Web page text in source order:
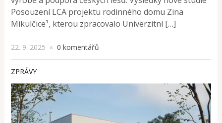
Posouzení LCA projektu rodinného domu Zina
Mikulčice¹, kterou zpracovalo Univerzitní […]
22. 9. 2025 × 0 komentářů
ZPRÁVY